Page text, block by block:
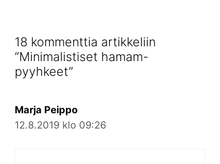
18 kommenttia artikkeliin
”Minimalistiset hamam-
pyyhkeet”
Marja Peippo
12.8.2019 klo 09:26